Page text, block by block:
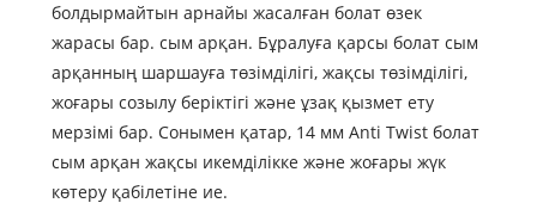
болдырмайтын арнайы жасалған болат өзек
жарасы бар. сым арқан. Бұралуға қарсы болат сым
арқанның шаршауға төзімділігі, жақсы төзімділігі,
жоғары созылу беріктігі және ұзақ қызмет ету
мерзімі бар. Сонымен қатар, 14 мм Anti Twist болат
сым арқан жақсы икемділікке және жоғары жүк
көтеру қабілетіне ие.